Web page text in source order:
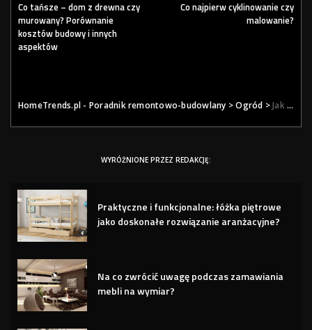
Co tańsze – dom z drewna czy
murowany? Porównanie
kosztów budowy i innych
aspektów
Co najpierw cyklinowanie czy
malowanie?
HomeTrends.pl - Poradnik remontowo-budowlany >Ogród >Jak pielęgnować róże żeby ładnie kwitły?
WYRÓŻNIONE PRZEZ REDAKCJĘ:
Praktyczne i funkcjonalne: łóżka piętrowe
jako doskonałe rozwiązanie aranżacyjne?
Na co zwrócić uwagę podczas zamawiania
mebli na wymiar?